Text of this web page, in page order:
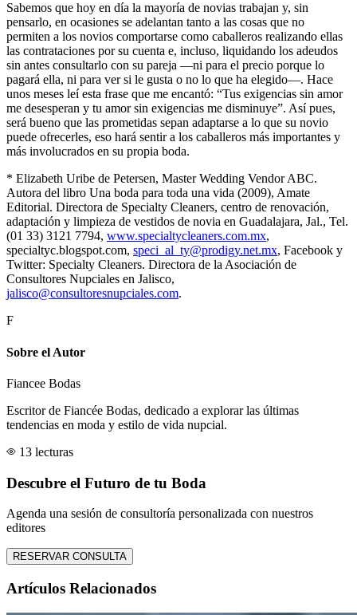
Sabemos que hoy en día la mayoría de novias trabajan y, sin
pensarlo, en ocasiones se adelantan tanto a las cosas que no
permiten a los novios comportarse como caballeros realizando ellas
las contrataciones por su cuenta e, incluso, liquidando los adeudos
sin antes consultarlo con su pareja —ni para el precio porque lo
pagará ella, ni para ver si le gusta o no lo que ha elegido—. Hace
unos meses leí esta frase que me encantó: “Tus exigencias sin amor
me desesperan y tu amor sin exigencias me disminuye”. Así pues,
será bueno que las prometidas sepan adaptarse a lo que su novio
puede ofrecerles, eso hará sentir a los caballeros más importantes y
más involucrados en su propia boda.
* Elizabeth Uribe de Petersen, Master Wedding Vendor ABC.
Autora del libro Una boda para toda una vida (2009), Amate
Editorial. Directora de Specialty Cleaners, centro de renovación,
adaptación y limpieza de vestidos de novia en Guadalajara, Jal., Tel.
(01 33) 3121 7794, www.specialtycleaners.com.mx,
specialtyc.blogspot.com, speci_al_ty@prodigy.net.mx, Facebook y
Twitter: Specialty Cleaners. Directora de la Asociación de
Consultores Nupciales en Jalisco,
jalisco@consultoresnupciales.com.
F
Sobre el Autor
Fiancee Bodas
Escritor de Fiancée Bodas, dedicado a explorar las últimas
tendencias en moda y estilo de vida nupcial.
13 lecturas
Descubre el Futuro de tu Boda
Agenda una sesión de consultoría personalizada con nuestros
editores
RESERVAR CONSULTA
Artículos Relacionados